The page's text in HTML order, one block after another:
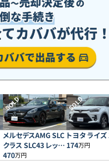
SOLD
メルセデスAMG SLC
クラス SLC43 レッド
アートエディション
470万円
SOLD
トヨタ ライズ
174万円